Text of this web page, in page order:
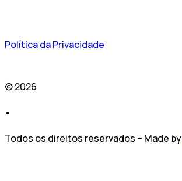
Política da Privacidade
© 2026
•
Todos os direitos reservados – Made by